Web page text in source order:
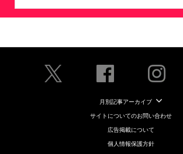
月別記事アーカイブ
サイトについてのお問い合わせ
広告掲載について
個人情報保護方針